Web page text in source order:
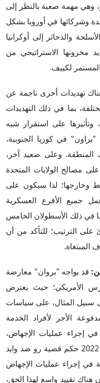
مهمة صعبة بالنظر إلى
وشركائها في أوروبا بشكل
والذخائر إلى أوكرانيا
الاستراتيجي من
لكييف.
تهديدات أخرى ناجمة عن
بما في ذلك التهديدات
وتأثيرها على استقرار شبه
في كوريا الجنوبية،
المنطقة. وعلى صعيد آخر،
على مصالح الولايات المتحدة
وخارجها؛ لذا سيكون على
جميع الأفرع العسكرية
في ذلك الأسطولان الخامس
على الترتيب؛ للتأكد من أن
المبتغاة.
قد يواجه "بروان" معارضة
الأمريكي؛ حيث يعترض
سبيل المثال، على سياسات
الأجر لأفراد الخدمة
إجراء عمليات الإجهاض،
بعدما ألغت المحكمة العليا في يونيو 2022 حكم قضية رو ضد وايد
في إجراء عمليات الإجهاض
هناك تقييد واسع لهذا الحق،